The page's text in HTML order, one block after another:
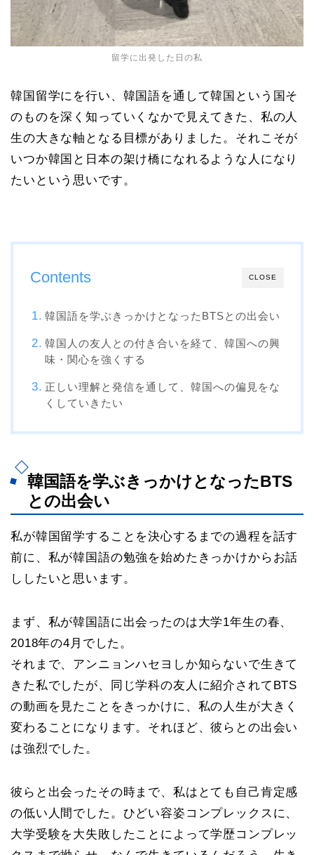
留学に出発した日の私
韓国留学にを行い、韓国語を通して韓国という国そ
のものを深く知っていくなかで見えてきた、私の人
生の大きな軸となる目標がありました。それこそが
いつか韓国と日本の架け橋になれるような人になり
たいという思いです。
CLOSE
Contents
韓国語を学ぶきっかけとなったBTSとの出会い
韓国人の友人との付き合いを経て、韓国への興
味・関心を強くする
正しい理解と発信を通して、韓国への偏見をな
くしていきたい
韓国語を学ぶきっかけとなったBTS
との出会い
私が韓国留学することを決心するまでの過程を話す
前に、私が韓国語の勉強を始めたきっかけからお話
ししたいと思います。
まず、私が韓国語に出会ったのは大学1年生の春、
2018年の4月でした。
それまで、アンニョンハセヨしか知らないで生きて
きた私でしたが、同じ学科の友人に紹介されてBTS
の動画を見たことをきっかけに、私の人生が大きく
変わることになります。それほど、彼らとの出会い
は強烈でした。
彼らと出会ったその時まで、私はとても自己肯定感
の低い人間でした。ひどい容姿コンプレックスに、
大学受験を大失敗したことによって学歴コンプレッ